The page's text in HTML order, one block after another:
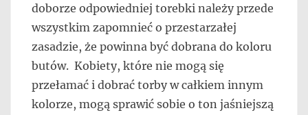
doborze odpowiedniej torebki należy przede
wszystkim zapomnieć o przestarzałej
zasadzie, że powinna być dobrana do koloru
butów. Kobiety, które nie mogą się
przełamać i dobrać torby w całkiem innym
kolorze, mogą sprawić sobie o ton jaśniejszą